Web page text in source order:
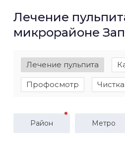
Лечение
микрорайоне
Лечение пульпита
Профосмотр
Район Метро